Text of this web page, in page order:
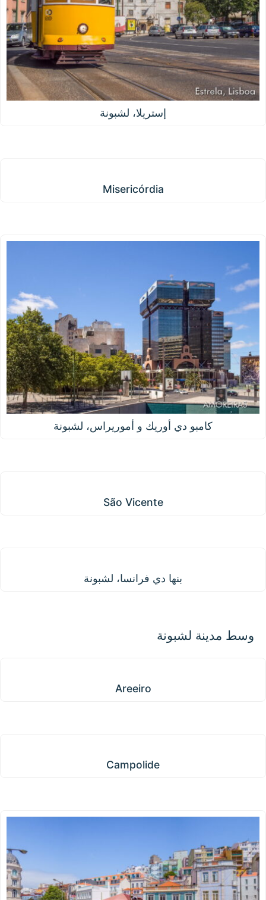
إستريلا، لشبونة
Misericórdia
كامبو دي أوريك و أموريراس، لشبونة
São Vicente
بنها دي فرانسا، لشبونة
وسط مدينة لشبونة
Areeiro
Campolide